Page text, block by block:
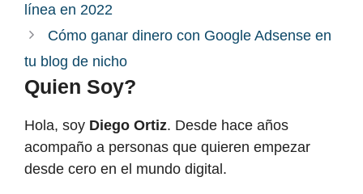
línea en 2022
Cómo ganar dinero con Google Adsense en
tu blog de nicho
Quien Soy?
Hola, soy Diego Ortiz. Desde hace años
acompaño a personas que quieren empezar
desde cero en el mundo digital.